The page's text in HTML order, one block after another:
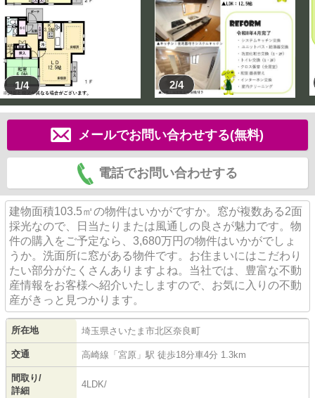
1/4 2/4
メールでお問い合わせする(無料)
電話でお問い合わせする
建物面積103.5㎡の物件はいかがですか。窓が複数ある2面
採光なので、日当たりまたは風通しの良さが魅力です。物
件の購入をご予定なら、3,680万円の物件はいかがでしょ
うか。洗面所に窓がある物件です。お住まいにはこだわり
たい部分がたくさんありますよね。当社では、豊富な不動
産情報をお客様へ紹介いたしますので、お気に入りの不動
産がきっと見つかります。
所在地 埼玉県さいたま市北区奈良町
交通 高崎線 「 宮原 」駅 徒歩18分車4分 1.3km
間取り/
詳細
4LDK/